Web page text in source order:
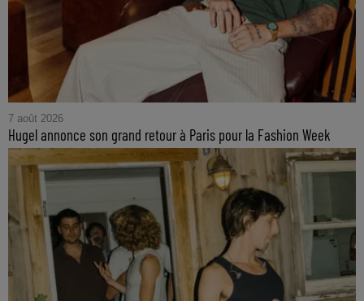
7 août 2026
Hugel annonce son grand retour à Paris pour la Fashion Week